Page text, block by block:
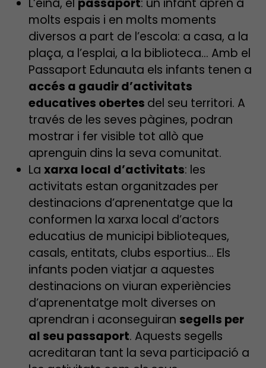
L’eina, el passaport: un infant aprèn a
molts espais i en molts moments
diversos a part de l’escola: a casa, a la
plaça, a l’esplai, a la biblioteca… Amb el
Passaport Edunauta els infants tenen a
accés a gaudir d’activitats
educatives obertes del seu territori. A
través de les seves pàgines, podran
mostrar i fer visible tot allò que
aprenguin dins la seva comunitat.
La xarxa local d’activitats: les
activitats estan organitzades per
destinacions d’aprenentatge que la
conformen la xarxa local d’actors
educatius de municipi biblioteques,
casals, entitats, clubs esportius… Els
infants poden viatjar a aquestes
destinacions on viuran experiències
d’aprenentatge molt diverses on
aprendran i aconseguiran segells per
al seu passaport. Aquests segells
acreditaran tant la seva participació a